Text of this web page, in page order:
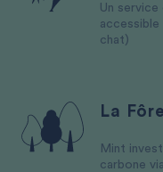
Un
accessible
chat)
La
Mint
carbone